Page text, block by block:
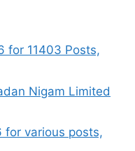
for 11403 Posts,
Nigam Limited
for various posts,